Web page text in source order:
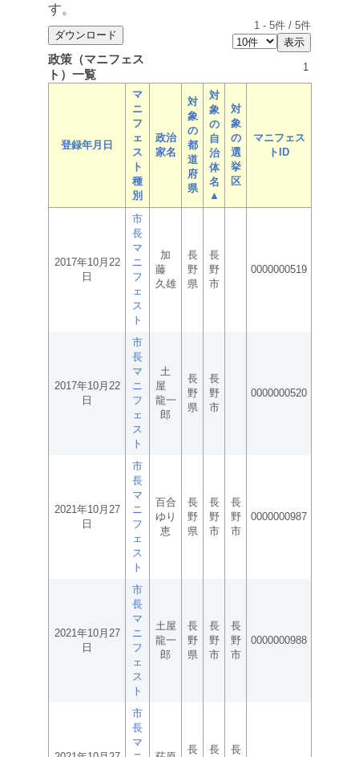
す。
1 - 5件 / 5件
政策（マニフェス
ト）一覧
1
登録年月日
マ
ニ
フ
ェ
ス
ト
種
別
政治
家名
対
象
の
都
道
府
県
対
象
の
自
治
体
名
▲
対
象
の
選
挙
区
マニフェス
トID
2017年10月22
日
市
長
マ
ニ
フ
ェ
ス
ト
加
藤
久雄
長
野
県
長
野
市
0000000519
2017年10月22
日
市
長
マ
ニ
フ
ェ
ス
ト
土
屋
龍一
郎
長
野
県
長
野
市
0000000520
2021年10月27
日
市
長
マ
ニ
フ
ェ
ス
ト
百合
ゆり
恵
長
野
県
長
野
市
長
野
市
0000000987
2021年10月27
日
市
長
マ
ニ
フ
ェ
ス
ト
土屋
龍一
郎
長
野
県
長
野
市
長
野
市
0000000988
市
長
マ
長
長
長